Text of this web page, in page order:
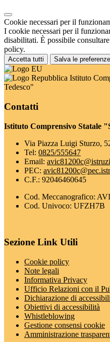
Cookie necessari per il
I cookie necessari per il
disabilitati. È possibile
policy.
Accetta tutti Salva le preferenze
Istituto
Tedesco"
Contatti
Istituto Comprensivo Statale
Via Piazza Luigi Sturzo,
Tel: 0825/555647
Email:
PEC:
C.F.: 92046460645
Cod. Meccanografico:
Cod. Univoco: UFZH7B
Sezione Link Utili
Cookie policy
Note legali
Informativa Privacy
Ufficio Relazioni con il
Dichiarazione di
Obiettivi di accessibilità
Whistleblowing
Gestione consensi cookie
Amministrazione